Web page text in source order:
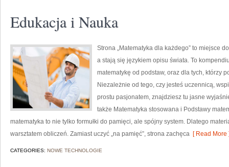
Edukacja i Nauka
Strona „Matematyka dla każdego” to miejsce
a stają się językiem opisu świata. To
matematykę od podstaw, oraz dla tych, którzy
Niezależnie od tego, czy jesteś uczennicą,
prostu pasjonatem, znajdziesz tu jasne
także Matematyka stosowana i Podstawy
matematyka to nie tylko formułki do pamięci, ale spójny system. Dlatego
warsztatem obliczeń. Zamiast uczyć „na pamięć”, strona zachęca [ Read More
CATEGORIES: NOWE TECHNOLOGIE